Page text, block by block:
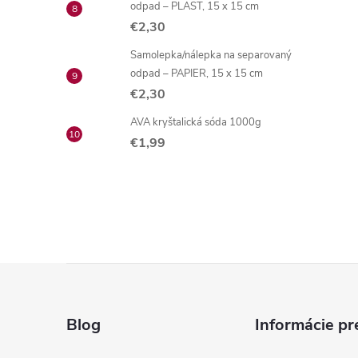
odpad – PLAST, 15 x 15 cm
€2,30
Samolepka/nálepka na separovaný
odpad – PAPIER, 15 x 15 cm
€2,30
AVA kryštalická sóda 1000g
€1,99
Blog Informácie